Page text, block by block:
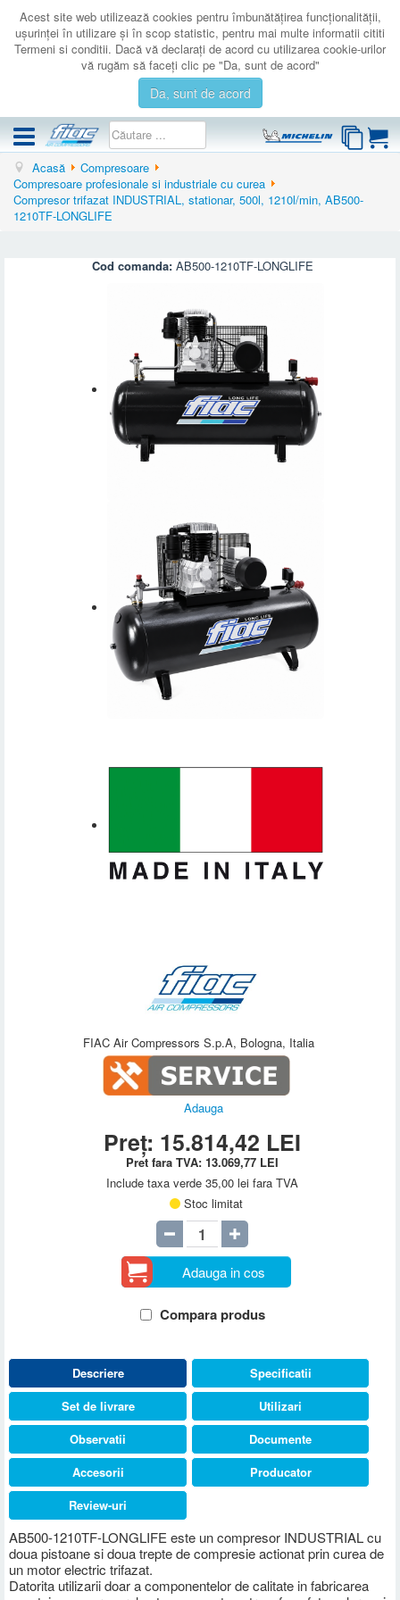
Acest site web utilizează cookies pentru îmbunătăţirea funcţionalităţii,
uşurinţei în utilizare şi în scop statistic, pentru mai multe informatii cititi
Termeni si conditii. Dacă vă declaraţi de acord cu utilizarea cookie-urilor
vă rugăm să faceţi clic pe "Da, sunt de acord"
Da, sunt de acord
COMPRESOARE
ACCESORII
Acasă
Compresoare
Compresoare profesionale si industriale cu curea
Compresor trifazat INDUSTRIAL, stationar, 500l, 1210l/min, AB500-
1210TF-LONGLIFE
Cod comanda: AB500-1210TF-LONGLIFE
FIAC Air Compressors S.p.A, Bologna, Italia
Adauga
Preț: 15.814,42 LEI
Pret fara TVA:13.069,77 LEI
Include taxa verde 35,00 lei fara TVA
Stoc limitat
Adauga in cos
Compara produs
Descriere
AB500-1210TF-LONGLIFE este un compresor INDUSTRIAL cu
doua pistoane si doua trepte de compresie actionat prin curea de
un motor electric trifazat.
Datorita utilizarii doar a componentelor de calitate in fabricarea
Specificatii
Set de livrare
Utilizari
Observatii
Documente
Accesorii
Producator
Review-uri